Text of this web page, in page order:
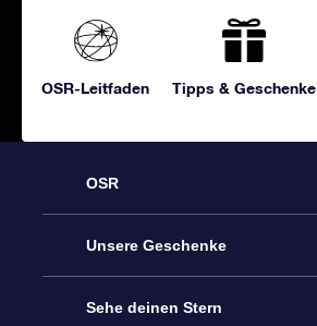
OSR-Leitfaden Tipps & Geschenke
OSR
Service
Kontakt
Unsere Geschenke
Sterne schenken
Sehe deinen Stern